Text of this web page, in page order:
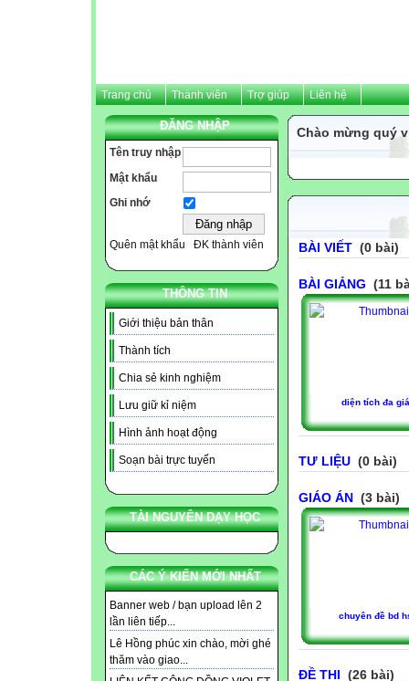
Trang chủ Thành viên Trợ giúp Liên hệ
ĐĂNG NHẬP
Tên truy nhập
Mật khẩu
Ghi nhớ
Quên mật khẩu ĐK thành viên
THÔNG TIN
Giới thiệu bản thân
Thành tích
Chia sẻ kinh nghiệm
Lưu giữ kỉ niệm
Hình ảnh hoạt động
Soạn bài trực tuyến
TÀI NGUYÊN DẠY HỌC
CÁC Ý KIẾN MỚI NHẤT
Banner web / bạn upload lên 2
lần liên tiếp...
Lê Hồng phúc xin chào, mời ghé
thăm vào giao...
Chào mừng quý
BÀI VIẾT (0 bài)
BÀI GIẢNG (11
diện tích đa
TƯ LIỆU (0 bài)
GIÁO ÁN (3 bài)
chuyên đề bd
ĐỀ THI (26 bài)